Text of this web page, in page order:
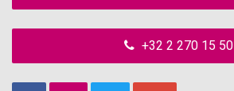
+32 2 270 15 50